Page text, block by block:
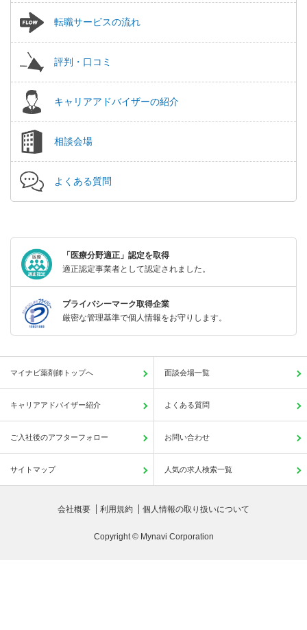
転職サービスの流れ
評判・口コミ
キャリアアドバイザーの紹介
相談会場
よくある質問
「医療分野適正」認定を取得
適正認定事業者として認定されました。
プライバシーマーク取得企業
厳密な管理基準で個人情報をお守りします。
マイナビ薬剤師トップへ 面談会場一覧
キャリアアドバイザー紹介 よくある質問
ご入社後のアフターフォロー お問い合わせ
サイトマップ 人気の求人検索一覧
会社概要 利用規約 個人情報の取り扱いについて
Copyright © Mynavi Corporation